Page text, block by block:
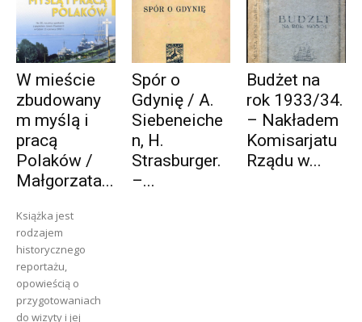
W mieście
zbudowany
m myślą i
pracą
Polaków /
Małgorzata...
Książka jest
rodzajem
historycznego
reportażu,
opowieścią o
przygotowaniach
do wizyty i jej
Spór o
Gdynię / A.
Siebeneiche
n, H.
Strasburger.
–...
Budżet na
rok 1933/34.
– Nakładem
Komisarjatu
Rządu w...